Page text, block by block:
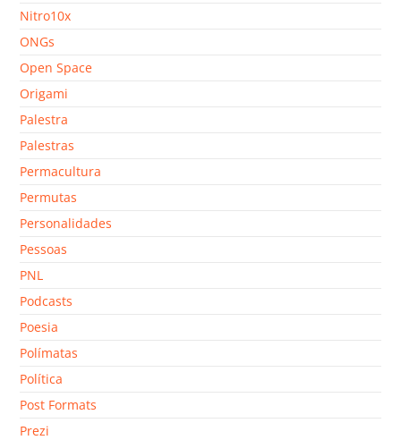
Nitro10x
ONGs
Open Space
Origami
Palestra
Palestras
Permacultura
Permutas
Personalidades
Pessoas
PNL
Podcasts
Poesia
Polímatas
Política
Post Formats
Prezi